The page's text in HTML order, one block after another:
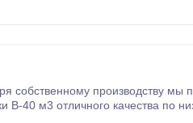
производству мы
40 м3 отличного качества по